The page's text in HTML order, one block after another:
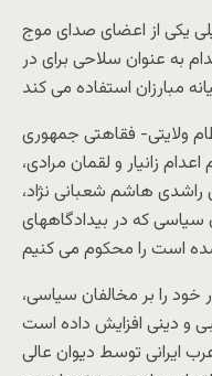
یکی از اعضای صدای موج
به عنوان سلاحی برای در
ولایتی- فقاهتی جمهوری
زانیار و لقمان مرادی،
راشدی هاشم شعبانی نژاد،
سیاسی که در بیدادگاههای
را بر مخالفان سیاسی،
و دینی افزایش داده است
٥ هموطن عرب ایرانی توسط دیوان عالی